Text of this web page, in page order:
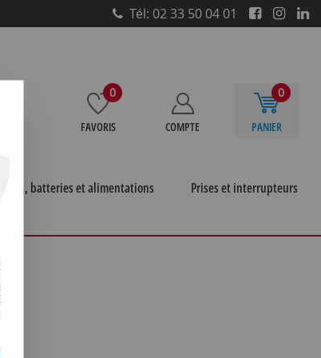
Tél: 02 33 50 04 01
0
FAVORIS COMPTE
0
PANIER
Piles, batteries et alimentations
Prises et interrupteurs